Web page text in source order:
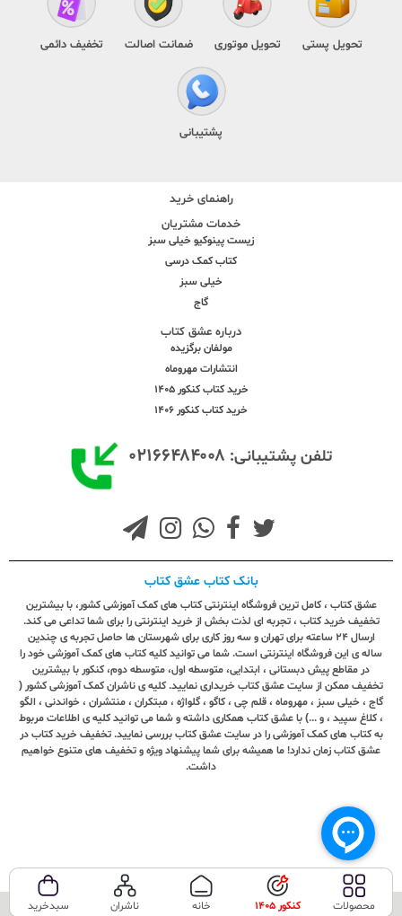
تحویل پستی تحویل موتوری ضمانت اصالت تخفیف دائمی
پشتیبانی
راهنمای خرید
خدمات مشتریان
زیست پینوکیو خیلی سبز
کتاب کمک درسی
خیلی سبز
گاج
درباره عشق کتاب
مولفان برگزیده
انتشارات مهروماه
خرید کتاب کنکور 1405
خرید کتاب کنکور 1406
تلفن پشتیبانی: ۰۲۱۶۶۴۸۴۰۰۸
بانک کتاب عشق کتاب
عشق کتاب ، کامل ترین فروشگاه اینترنتی کتاب های کمک آموزشی کشور، با بیشترین
تخفیف خرید کتاب ، تجربه ای لذت بخش از خرید اینترنتی را برای شما تداعی می کند.
ارسال ٢٤ ساعته برای تهران و سه روز کاری برای شهرستان ها حاصل تجربه ی چندین
ساله ی این فروشگاه اینترنتی است. شما می توانید کلیه کتاب های کمک آموزشی خود را
در مقاطع پیش دبستانی ، ابتدایی، متوسطه اول، متوسطه دوم، کنکور با بیشترین
تخفیف ممکن از سایت عشق کتاب خریداری نمایید. کلیه ی ناشران کمک آموزشی کشور (
گاج ، خیلی سبز ، مهروماه ، قلم چی ، کاگو ، گلواژه ، مبتکران ، منتشران ، خواندنی ، الگو
، کلاغ سپید ، و ...) با عشق کتاب همکاری داشته و شما می توانید کلیه ی اطلاعات مربوط
به کتاب های کمک آموزشی را در سایت عشق کتاب بررسی نمایید. تخفیف خرید کتاب در
عشق کتاب زمان ندارد! ما همیشه برای شما پیشنهاد ویژه و تخفیف های متنوع خواهیم
داشت.
تمامی حقوق این سایت متعلق به فروشگاه عشق کتاب می‌باشد. محصولات کنکور 1405 خانه ناشران سبدخرید